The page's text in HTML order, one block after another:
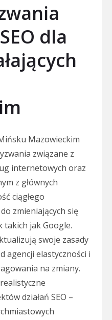
dla
Mazowieckim
związane z
internetowych oraz
z głównych
ciągłego
zmieniających się
jak Google.
swoje zasady
agencji elastyczności i
na zmiany.
działań SEO –